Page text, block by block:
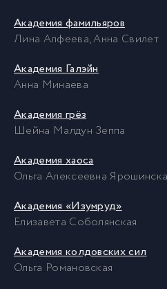
Академия фамильяров
Лина Алфеева, Анна Свилет
Академия Галэйн
Анна Минаева
Академия грёз
Шейна Малдун Зеппа
Академия хаоса
Ольга Алексеевна
Академия «Изумруд»
Елизавета Соболянская
Академия колдовских сил
Ольга Романовская